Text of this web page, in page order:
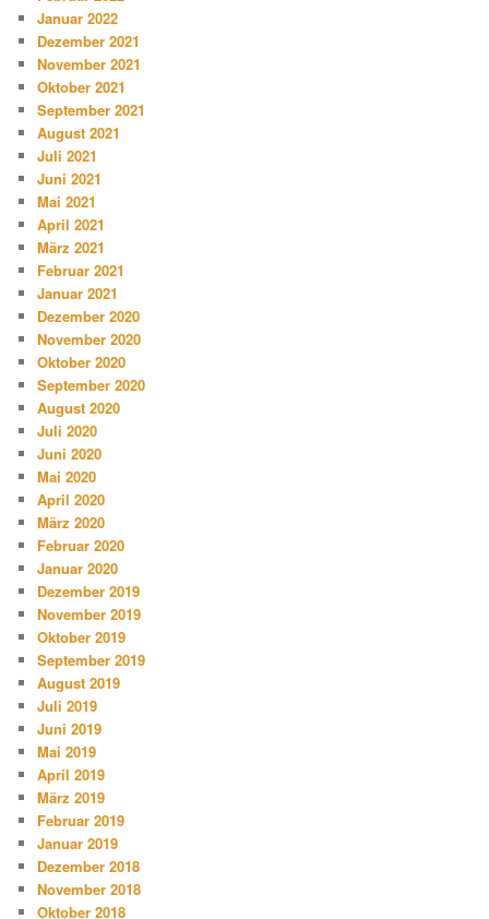
Januar 2022
Dezember 2021
November 2021
Oktober 2021
September 2021
August 2021
Juli 2021
Juni 2021
Mai 2021
April 2021
März 2021
Februar 2021
Januar 2021
Dezember 2020
November 2020
Oktober 2020
September 2020
August 2020
Juli 2020
Juni 2020
Mai 2020
April 2020
März 2020
Februar 2020
Januar 2020
Dezember 2019
November 2019
Oktober 2019
September 2019
August 2019
Juli 2019
Juni 2019
Mai 2019
April 2019
März 2019
Februar 2019
Januar 2019
Dezember 2018
November 2018
Oktober 2018